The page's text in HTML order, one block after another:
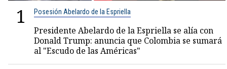
1 Posesión Abelardo de la Espriella
Presidente Abelardo de la Espriella se alía con
Donald Trump: anuncia que Colombia se sumará
al "Escudo de las Américas"